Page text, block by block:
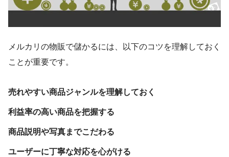
メルカリの物販で儲かるには、以下のコツを理解しておく
ことが重要です。
売れやすい商品ジャンルを理解しておく
利益率の高い商品を把握する
商品説明や写真までこだわる
ユーザーに丁寧な対応を心がける